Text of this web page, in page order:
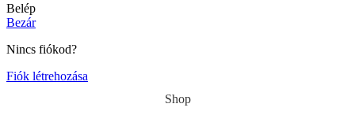
Belép
Bezár
Nincs fiókod?
Fiók létrehozása
Shop